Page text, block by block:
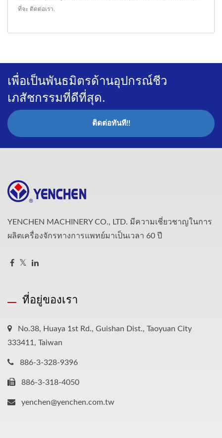
ที่จะ ติดต่อเรา
เพื่อเป็นพันธมิตรด้านอุปกรณ์ชีว
เภสัชกรรมที่ดีที่สุด.
ติดต่อทันที!!
YENCHEN MACHINERY CO., LTD. มีความเชี่ยวชาญในการ
ผลิตเครื่องจักรทางการแพทย์มาเป็นเวลา 60 ปี
ที่อยู่ของเรา
No.38, Huaya 1st Rd., Guishan Dist., Taoyuan City
333411, Taiwan
886-3-328-9396
886-3-318-4050
yenchen@yenchen.com.tw